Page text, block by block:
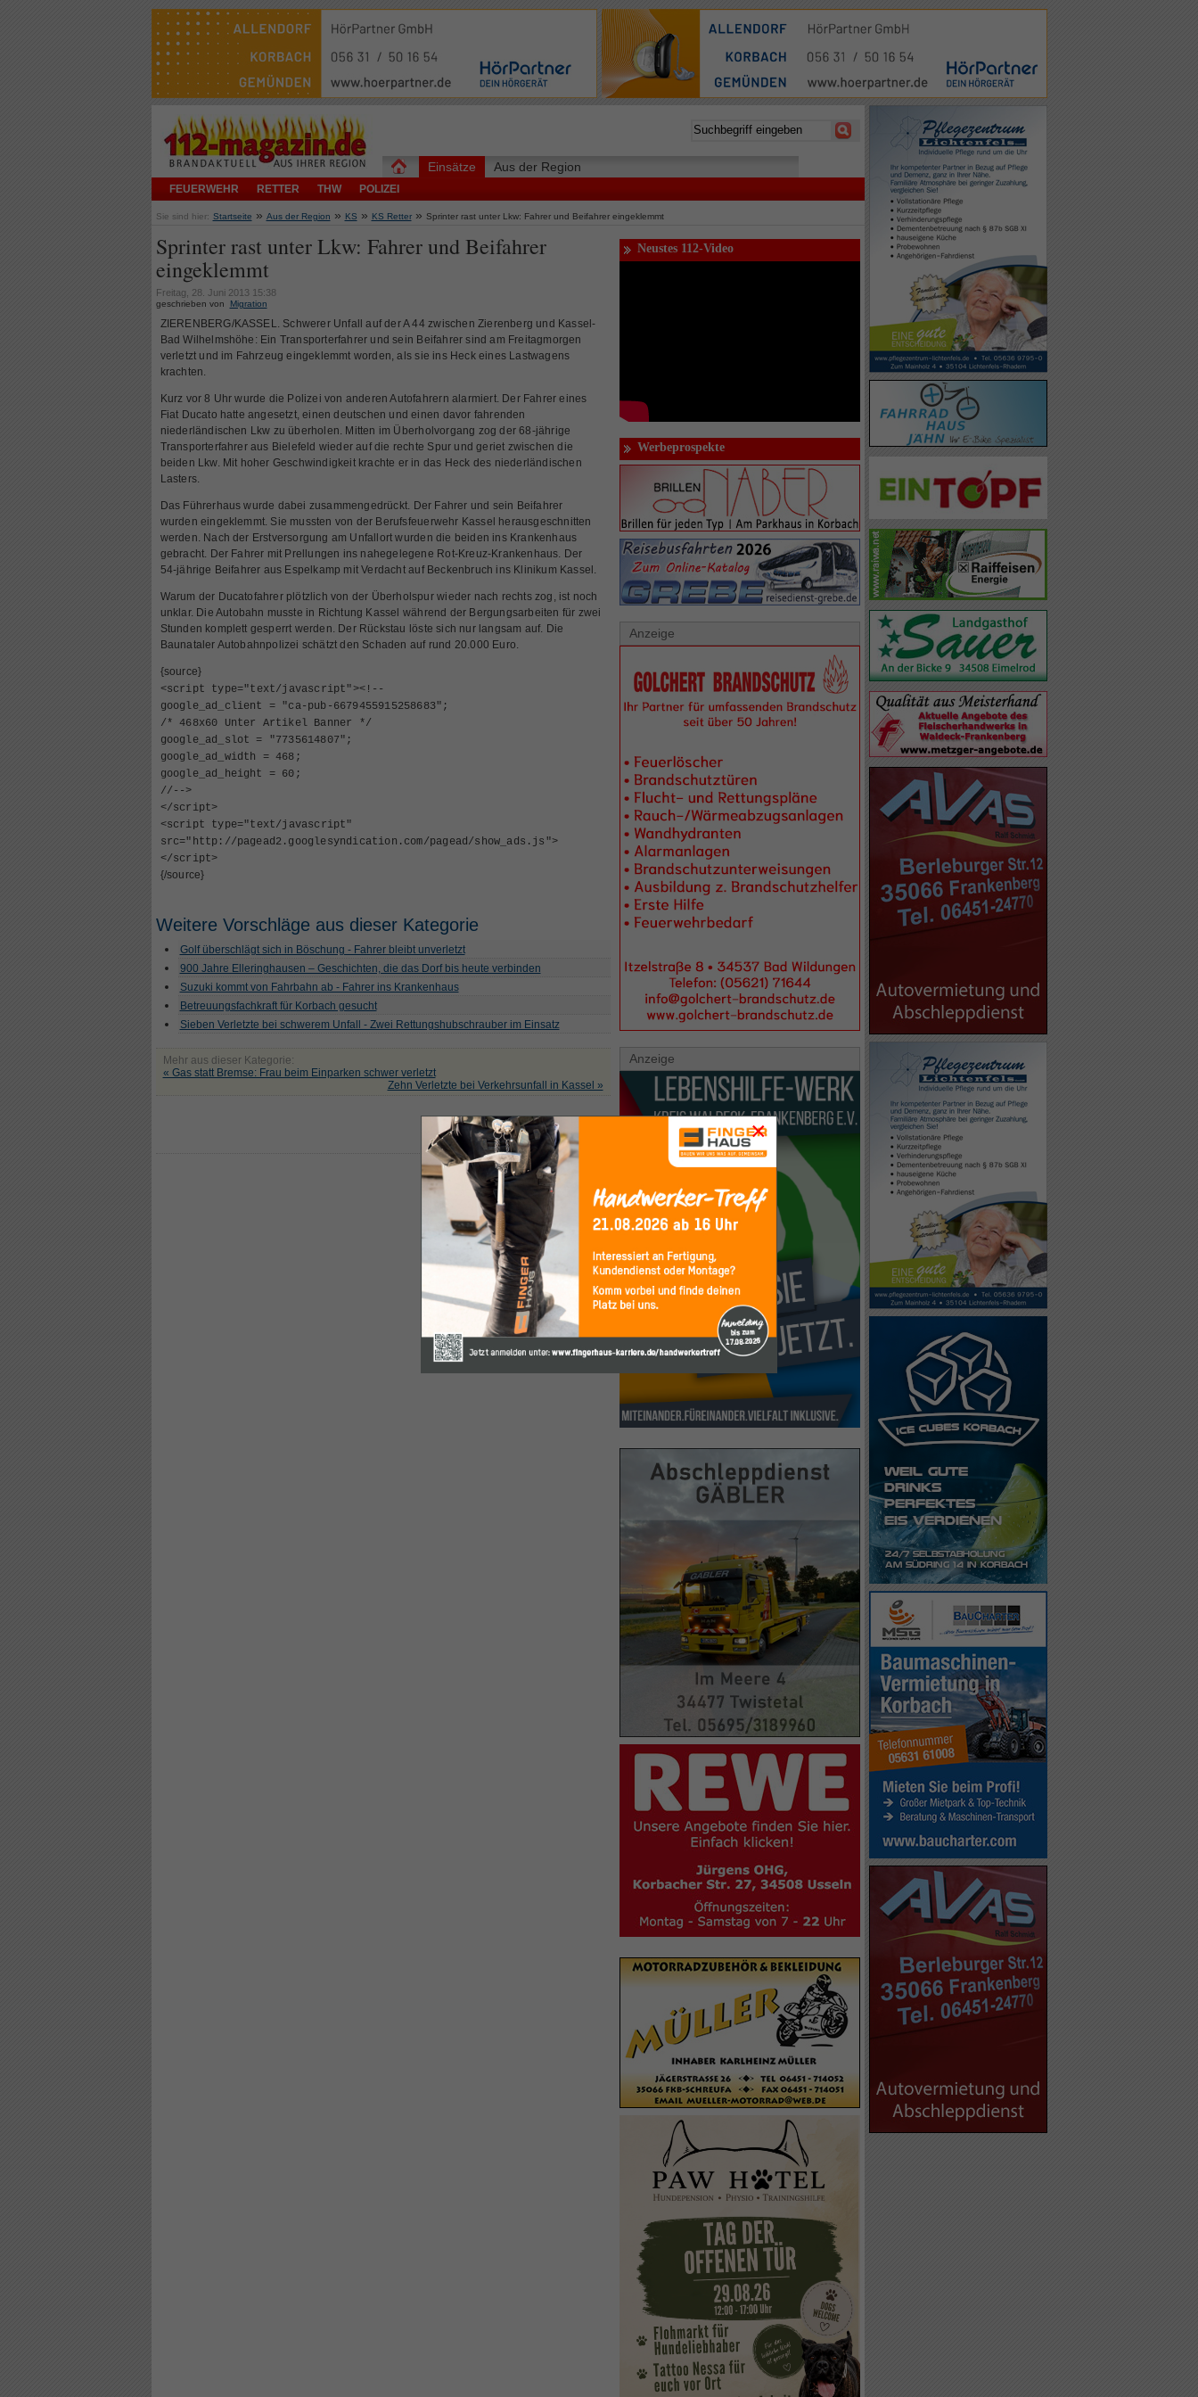
Einsätze
FEUERWEHR RETTER THW POLIZEI
Aus der Region
Sie sind hier: Startseite » Aus der Region » KS » KS Retter » Sprinter rast unter Lkw: Fahrer und Beifahrer eingeklemmt
Sprinter rast unter Lkw: Fahrer und Beifahrer
eingeklemmt
Freitag, 28. Juni 2013 15:38
geschrieben von Migration
ZIERENBERG/KASSEL. Schwerer Unfall auf der A 44 zwischen Zierenberg und Kassel-
Bad Wilhelmshöhe: Ein Transporterfahrer und sein Beifahrer sind am Freitagmorgen
verletzt und im Fahrzeug eingeklemmt worden, als sie ins Heck eines Lastwagens
krachten.
Kurz vor 8 Uhr wurde die Polizei von anderen Autofahrern alarmiert. Der Fahrer eines
Fiat Ducato hatte angesetzt, einen deutschen und einen davor fahrenden
niederländischen Lkw zu überholen. Mitten im Überholvorgang zog der 68-jährige
Transporterfahrer aus Bielefeld wieder auf die rechte Spur und geriet zwischen die
beiden Lkw. Mit hoher Geschwindigkeit krachte er in das Heck des niederländischen
Lasters.
Das Führerhaus wurde dabei zusammengedrückt. Der Fahrer und sein Beifahrer
wurden eingeklemmt. Sie mussten von der Berufsfeuerwehr Kassel herausgeschnitten
werden. Nach der Erstversorgung am Unfallort wurden die beiden ins Krankenhaus
gebracht. Der Fahrer mit Prellungen ins nahegelegene Rot-Kreuz-Krankenhaus. Der
54-jährige Beifahrer aus Espelkamp mit Verdacht auf Beckenbruch ins Klinikum Kassel.
Warum der Ducatofahrer plötzlich von der Überholspur wieder nach rechts zog, ist noch
unklar. Die Autobahn musste in Richtung Kassel während der Bergungsarbeiten für zwei
Stunden komplett gesperrt werden. Der Rückstau löste sich nur langsam auf. Die
Baunataler Autobahnpolizei schätzt den Schaden auf rund 20.000 Euro.
{source}
<script type="text/javascript" ><!--
google_ad_client = "ca-pub-6679455915258683";
/* 468x60 Unter Artikel Banner */
google_ad_slot = "7735614807";
google_ad_width = 468;
google_ad_height = 60;
//-- >
</script>
<script type="text/javascript"
src="http://pagead2.googlesyndication.com/pagead/show_ads.js">
</script>
{/source}
Weitere Vorschläge aus dieser Kategorie
Golf überschlägt sich in Böschung - Fahrer bleibt unverletzt
900 Jahre Elleringhausen – Geschichten, die das Dorf bis heute verbinden
Suzuki kommt von Fahrbahn ab - Fahrer ins Krankenhaus
Betreuungsfachkraft für Korbach gesucht
Sieben Verletzte bei schwerem Unfall - Zwei Rettungshubschrauber im Einsatz
Mehr aus dieser Kategorie:
« Gas statt Bremse: Frau beim Einparken schwer verletzt
Zehn Verletzte bei Verkehrsunfall in Kassel »
back to top
Neustes 112-Video
Werbeprospekte
Anzeige
Anzeige
×